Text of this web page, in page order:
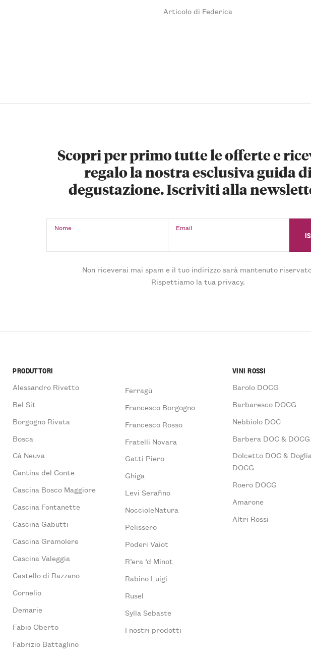
Articolo di Federica
Scopri per primo tutte le offerte e
regalo la nostra esclusiva guida
degustazione. Iscriviti alla
Nome Email
Non riceverai mai spam e il tuo indirizzo sarà mantenuto
Rispettiamo la tua privacy.
PRODUTTORI
Alessandro Rivetto
Bel Sit
Borgogno Rivata
Bosca
Cà Neuva
Cantina del Conte
Cascina Bosco Maggiore
Cascina Fontanette
Cascina Gabutti
Cascina Gramolere
Cascina Valeggia
Castello di Razzano
Cornelio
Demarie
Fabio Oberto
Fabrizio Battaglino
Ferragù
Francesco Borgogno
Francesco Rosso
Fratelli Novara
Gatti Piero
Ghiga
Levi Serafino
NoccioleNatura
Pelissero
Poderi Vaiot
R’era ‘d Minot
Rabino Luigi
Rusel
Sylla Sebaste
I nostri prodotti
VINI ROSSI
Barolo DOCG
Barbaresco DOCG
Nebbiolo DOC
Barbera DOC & DOCG
Dolcetto DOC &
DOCG
Roero DOCG
Amarone
Altri Rossi